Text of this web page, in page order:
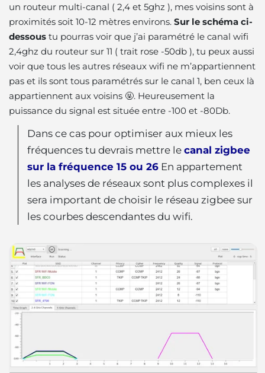
un routeur multi-canal ( 2,4 et 5ghz ), mes voisins sont à
proximités soit 10-12 mètres environs. Sur le schéma ci-
dessous tu pourras voir que j’ai paramétré le canal wifi
2,4ghz du routeur sur 11 ( trait rose -50db ), tu peux aussi
voir que tous les autres réseaux wifi ne m’appartiennent
pas et ils sont tous paramétrés sur le canal 1, ben ceux là
appartiennent aux voisins 🤬. Heureusement la
puissance du signal est située entre -100 et -80Db.
Dans ce cas pour optimiser aux mieux les
fréquences tu devrais mettre le canal zigbee
sur la fréquence 15 ou 26 En appartement
les analyses de réseaux sont plus complexes il
sera important de choisir le réseau zigbee sur
les courbes descendantes du wifi.